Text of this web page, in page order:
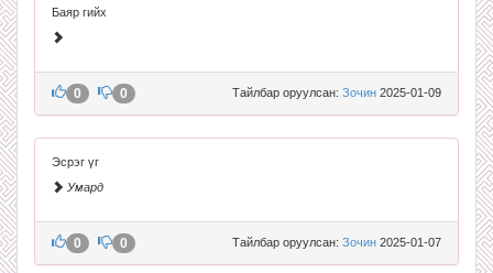
Баяр гийх
Тайлбар оруулсан: Зочин 2025-01-09
0 0
Эсрэг үг
Умард
Тайлбар оруулсан: Зочин 2025-01-07
0 0